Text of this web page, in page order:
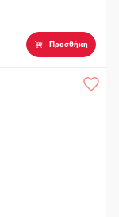
Προσθήκη